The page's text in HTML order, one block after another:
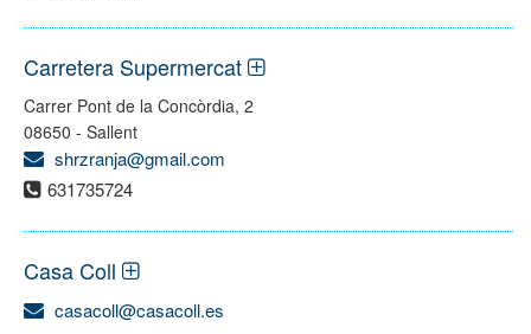
Carretera Supermercat
Carrer Pont de la Concòrdia, 2
08650 - Sallent
shrzranja@gmail.com
631735724
Casa Coll
casacoll@casacoll.es